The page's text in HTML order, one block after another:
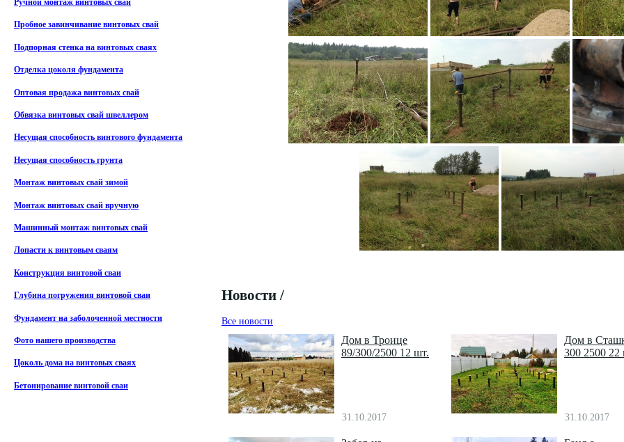
Ручной монтаж винтовых свай
Пробное завинчивание винтовых свай
Подпорная стенка на винтовых сваях
Отделка цоколя фундамента
Оптовая продажа винтовых свай
Обвязка винтовых свай швеллером
Несущая способность винтового фундамента
Несущая способность грунта
Монтаж винтовых свай зимой
Монтаж винтовых свай вручную
Машинный монтаж винтовых свай
Лопасти к винтовым сваям
Конструкция винтовой сваи
Глубина погружения винтовой сваи
Фундамент на заболоченной местности
Фото нашего производства
Цоколь дома на винтовых сваях
Бетонирование винтовой сваи
Новости /
Все новости
Дом в Троице
89/300/2500 12 шт.
31.10.2017
Дом в
300 2500 22
31.10.2017